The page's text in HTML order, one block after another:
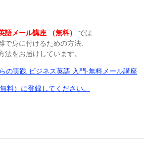
メール講座 （無料）
では
身に付けるための方法、
をお届けしています。
料）に登録してください。